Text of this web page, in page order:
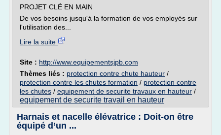
PROJET CLÉ EN MAIN
De vos besoins jusqu'à la formation de vos employés sur
l'utilisation des...
Lire la suite
Site : http://www.equipementsjpb.com
Thèmes liés : protection contre chute hauteur /
protection contre les chutes formation / protection contre
les chutes / equipement de securite travaux en hauteur /
equipement de securite travail en hauteur
Harnais et nacelle élévatrice : Doit-on être
équipé d’un ...